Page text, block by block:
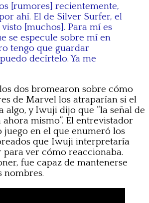
[rumores] recientemente,
ahí. El de Silver Surfer, el
[muchos]. Para mí es
se especule sobre mí en
tengo que guardar
decírtelo. Ya me
dos bromearon sobre cómo
de Marvel los atraparían si el
algo, y Iwuji dijo que “la señal de
mismo”. El entrevistador
en el que enumeró los
que Iwuji interpretaría
para ver cómo reaccionaba.
fue capaz de mantenerse
nombres.